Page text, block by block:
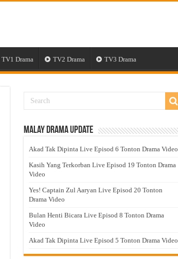
TV1 Drama TV2 Drama TV3 Drama
Malay Drama Update
Akad Tak Dipinta Live Episod 6 Tonton Drama Video
Kasih Yang Terkorban Live Episod 19 Tonton Drama
Video
Yes! Captain Zul Aaryan Live Episod 20 Tonton
Drama Video
Bulan Henti Bicara Live Episod 8 Tonton Drama
Video
Akad Tak Dipinta Live Episod 5 Tonton Drama Video